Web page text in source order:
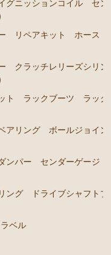
ダー リペアキッ
ダー クラッチレリ
キット など）
アーム アイドラー
）
ダンパー センダ
アリング ドライブ
ニッションコイル セン
ー リペアキット ホース
クラッチレリーズシリン
ト ラックブーツ ラック
アリング ボールジョイン
ンパー センダーゲージ
ング ドライブシャフトブ
ラベル